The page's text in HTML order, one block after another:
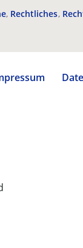
Rechtliches